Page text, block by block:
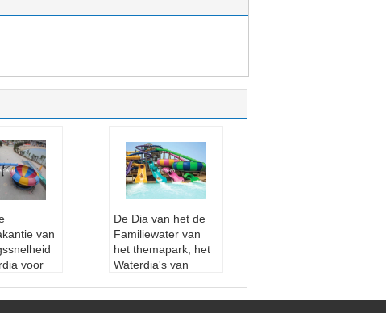
van
voor
De Dia van het de
Familiewater van
het themapark, het
Waterdia's van